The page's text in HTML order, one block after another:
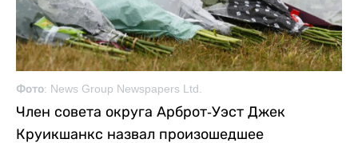
Фото: News Group Newspapers Ltd.
Член совета округа Арброт-Уэст Джек
Круикшанкс назвал произошедшее